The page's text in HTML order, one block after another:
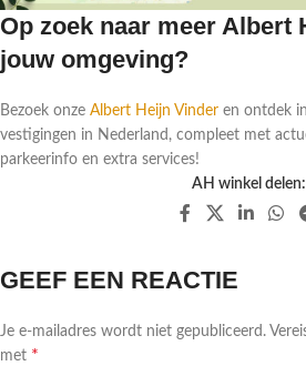
Op zoek naar meer Albert
jouw omgeving?
Bezoek onze Albert Heijn Vinder en ontdek
vestigingen in Nederland, compleet met
parkeerinfo en extra services!
AH winkel delen:
GEEF EEN REACTIE
Je e-mailadres wordt niet gepubliceerd.
met *